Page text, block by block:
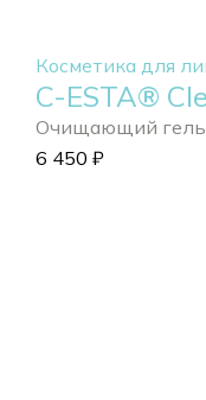
Косметика для
C-ESTA®
Очищающий гель
6 450 ₽